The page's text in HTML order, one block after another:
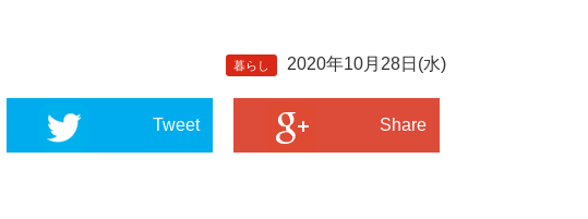
暮らし 2020年10月28日(水)
Tweet Share